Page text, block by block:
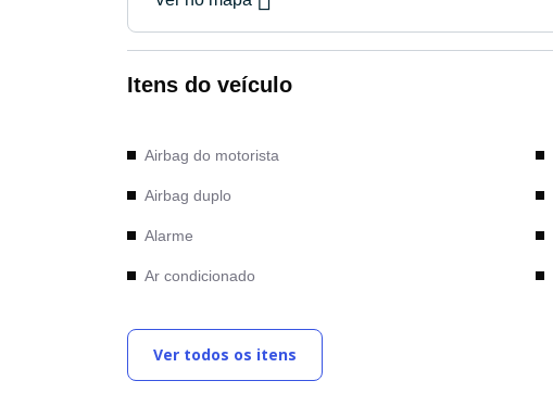
Itens do veículo
Airbag do motorista
Airbag duplo
Alarme
Ar condicionado
Desembaçador traseiro
Ver todos os itens